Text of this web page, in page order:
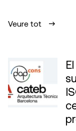
Veure tot